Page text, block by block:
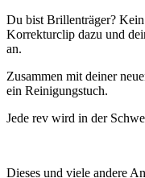
Du bist Brillenträger?
Korrekturclip dazu und
an.
Zusammen mit deiner
ein Reinigungstuch.
Jede rev wird in der
Dieses und viele andere